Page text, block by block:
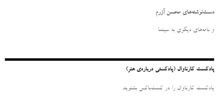
و
ر
دست‌نوشته‌های محسن آزرم
و نامه‌‌های دیگری به سینما
پادکست کارناوال (پادکستی درباره‌ی هنر)
پادکست کارناوال را در کست‌باکس بشنوید.